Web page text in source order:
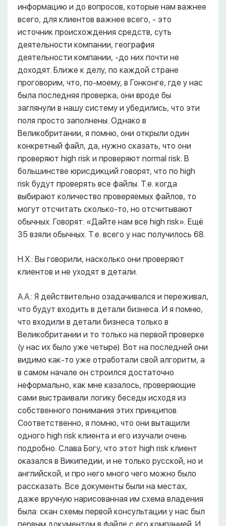
информацию и до вопросов, которые нам важнее
всего, для клиентов важнее всего, - это
источник происхождения средств, суть
деятельности компании, география
деятельности компании, -до них почти не
доходят. Ближе к делу, по каждой стране
проговорим, что, по-моему, в Гонконге, где у нас
была последняя проверка, они вроде бы
заглянули в нашу систему и убедились, что эти
поля просто заполнены. Однако в
Великобритании, я помню, они открыли один
конкретный файл, да, нужно сказать, что они
проверяют high risk и проверяют normal risk. В
большинстве юрисдикций говорят, что по high
risk будут проверять все файлы. Т.е. когда
выбирают количество проверяемых файлов, то
могут отсчитать сколько-то, но отсчитывают
обычных. Говорят: «Дайте нам все high risk». Ещё
35 взяли обычных. Т.е. всего у нас получилось 68.
Н.Х.: Вы говорили, насколько они проверяют
клиентов и не уходят в детали.
А.А.: Я действительно озадачивался и переживал,
что будут входить в детали бизнеса. И я помню,
что входили в детали бизнеса только в
Великобритании и то только на первой проверке
(у нас их было уже четыре). Вот на последней они
видимо как-то уже отработали свой алгоритм, а
в самом начале он строился достаточно
неформально, как мне казалось, проверяющие
сами выстраивали логику беседы исходя из
собственного понимания этих принципов.
Соответственно, я помню, что они вытащили
одного high risk клиента и его изучали очень
подробно. Слава Богу, что этот high risk клиент
оказался в Википедии, и не только русской, но и
английской, и про него много чего можно было
рассказать. Все документы были на местах,
даже вручную нарисованная им схема владения
была: скан схемы первой консультации у нас был